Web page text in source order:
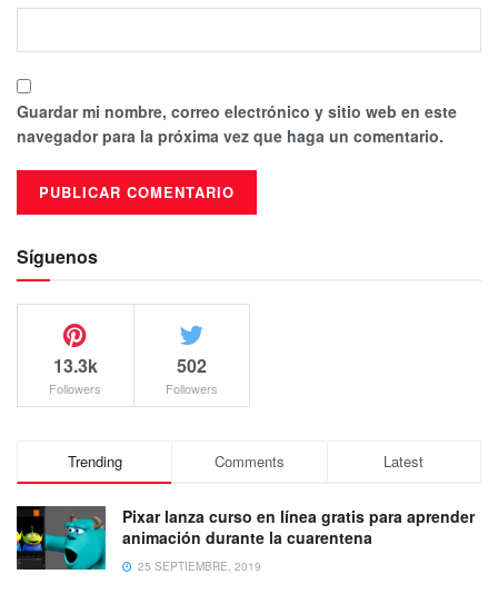
Guardar mi nombre, correo electrónico y sitio web en este
navegador para la próxima vez que haga un comentario.
Síguenos
13.3k
Followers
502
Followers
Trending Comments Latest
Pixar lanza curso en línea gratis para aprender
animación durante la cuarentena
25 SEPTIEMBRE, 2019